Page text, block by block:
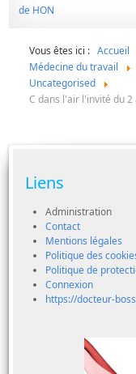
Vous êtes ici : Accueil
Médecine du travail
Uncategorised
C dans l'air l'invité du 2
Liens
Administration
Contact
Mentions légales
Politique des
Politique de
Connexion
https://docteur-